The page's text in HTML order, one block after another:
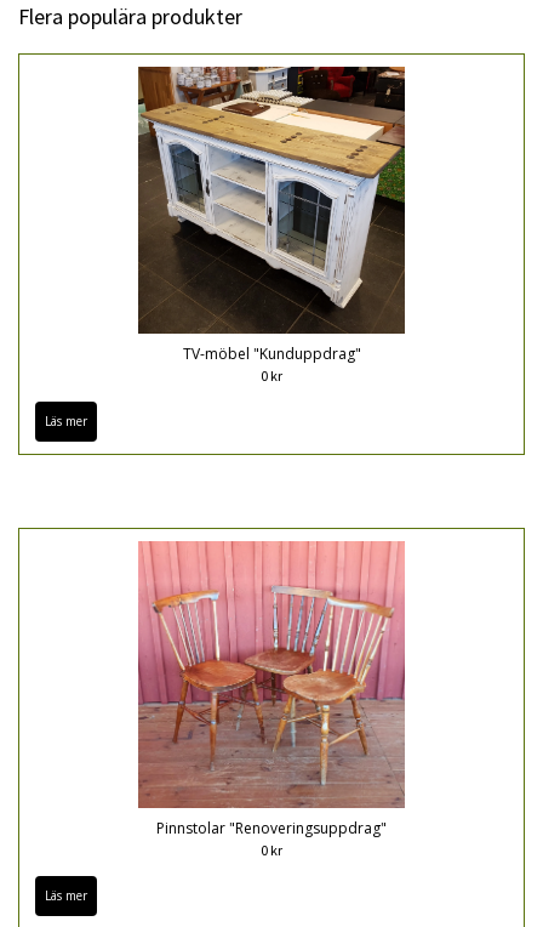
Flera populära produkter
TV-möbel "Kunduppdrag"
0 kr
Läs mer
Pinnstolar "Renoveringsuppdrag"
0 kr
Läs mer